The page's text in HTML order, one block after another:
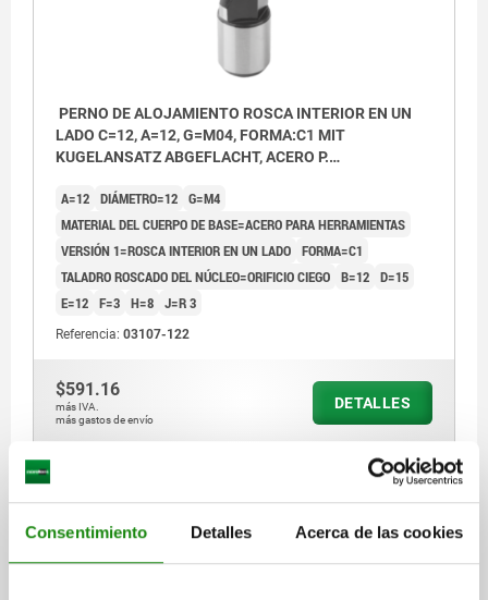
Consentimiento Detalles Acerca de las cookies
PERNO DE ALOJAMIENTO ROSCA INTERIOR EN UN
LADO C=12, A=12, G=M04, FORMA:C1 MIT
KUGELANSATZ ABGEFLACHT, ACERO P.
A=12 DIÁMETRO=12 G=M4
MATERIAL DEL CUERPO DE BASE=ACERO PARA HERRAMIENTAS
VERSIÓN 1=ROSCA INTERIOR EN UN LADO FORMA=C1
TALADRO ROSCADO DEL NÚCLEO=ORIFICIO CIEGO B=12 D=15
E=12 F=3 H=8 J=R 3
Referencia: 03107-122
$591.16
más IVA.
más gastos de envío
DETALLES